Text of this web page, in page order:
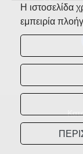
Η ιστοσελίδα
εμπειρία